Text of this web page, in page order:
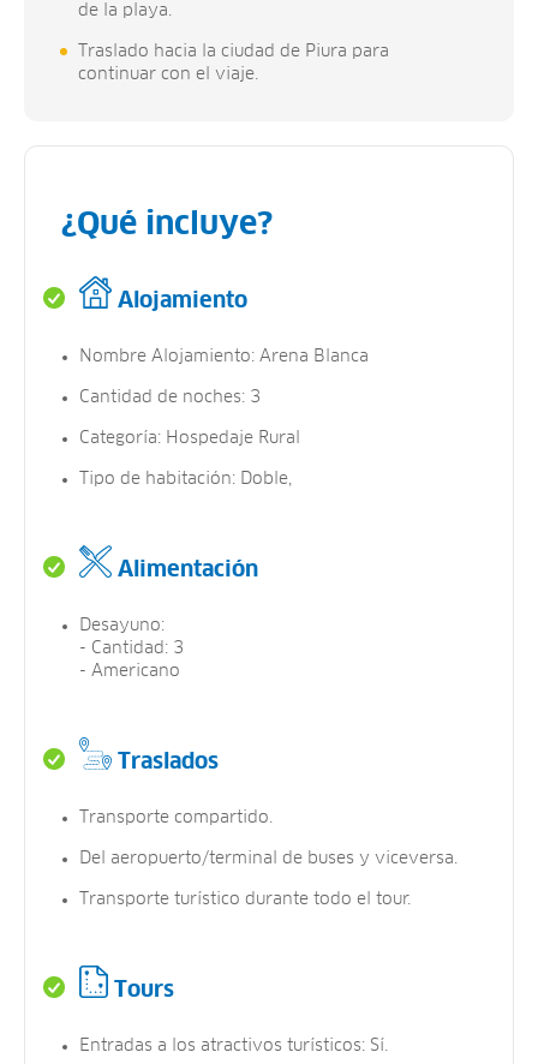
de la playa.
Traslado hacia la ciudad de Piura para
continuar con el viaje.
¿Qué incluye?
Alojamiento
Nombre Alojamiento: Arena Blanca
Cantidad de noches: 3
Categoría: Hospedaje Rural
Tipo de habitación: Doble,
Alimentación
Desayuno:
- Cantidad: 3
- Americano
Traslados
Transporte compartido.
Del aeropuerto/terminal de buses y viceversa.
Transporte turístico durante todo el tour.
Tours
Entradas a los atractivos turísticos: Sí.